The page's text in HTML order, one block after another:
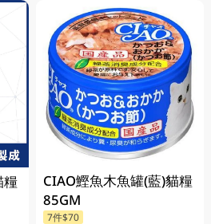
糧
CIAO鰹魚木魚罐(藍)貓糧
85GM
7件$70